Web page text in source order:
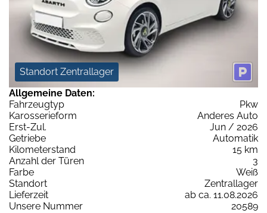
Standort Zentrallager
Allgemeine Daten:
Fahrzeugtyp
Pkw
Karosserieform
Anderes Auto
Erst-Zul.
Jun / 2026
Getriebe
Automatik
Kilometerstand
15 km
Anzahl der Türen
3
Farbe
Weiß
Standort
Zentrallager
Lieferzeit
ab ca. 11.08.2026
Unsere Nummer
20589